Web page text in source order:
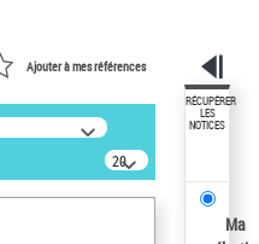
Ajouter à mes références
20
résultats/page
RÉCUPÉRER
LES
NOTICES
Ma